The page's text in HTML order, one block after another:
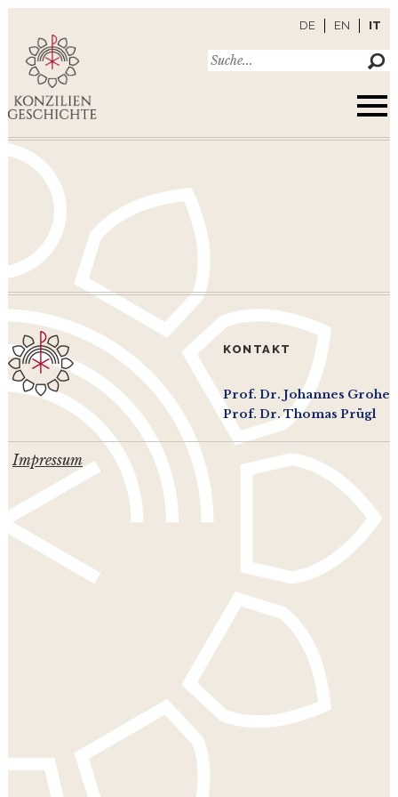
DE EN IT
KONTAKT
Prof. Dr. Johannes Grohe
Prof. Dr. Thomas Prügl
Impressum